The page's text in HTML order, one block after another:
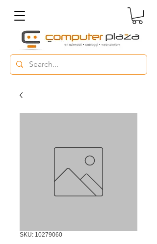
SKU: 10279060